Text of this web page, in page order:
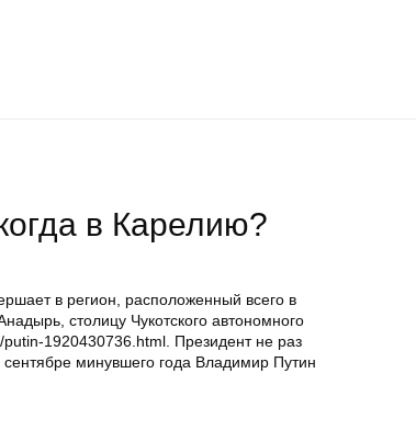
в Карелию?
в регион, расположенный всего в
столицу Чукотского автономного
1920430736.html. Президент не раз
сентябре минувшего года Владимир Путин